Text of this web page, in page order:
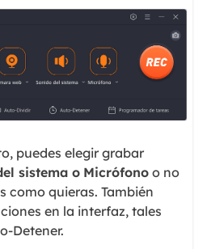
puedes elegir grabar
sistema o Micrófonoo no
como quieras. También
en la interfaz, tales
Detener.